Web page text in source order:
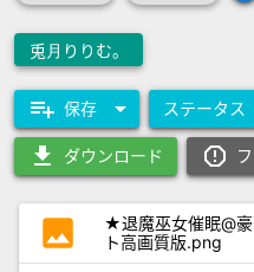
兎月りりむ。
playlist_add 保存 arrow_drop_down ステータス
download ダウンロード report_gmailerrorred
photo
★退魔巫女催眠@
ト高画質版.png